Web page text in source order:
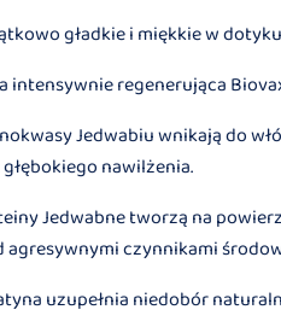
gładkie i miękkie w dotyku
intensywnie regenerująca
Jedwabiu wnikają do
nawilżenia.
Jedwabne tworzą na
agresywnymi czynnikami
uzupełnia niedobór